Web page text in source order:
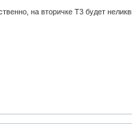
на вторичке Т3 будет